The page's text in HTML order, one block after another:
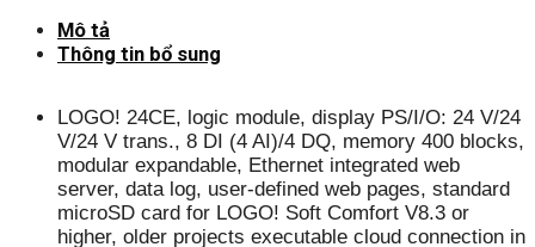
Mô tả
Thông tin bổ sung
LOGO! 24CE, logic module, display PS/I/O: 24 V/24
V/24 V trans., 8 DI (4 AI)/4 DQ, memory 400 blocks,
modular expandable, Ethernet integrated web
server, data log, user-defined web pages, standard
microSD card for LOGO! Soft Comfort V8.3 or
higher, older projects executable cloud connection in